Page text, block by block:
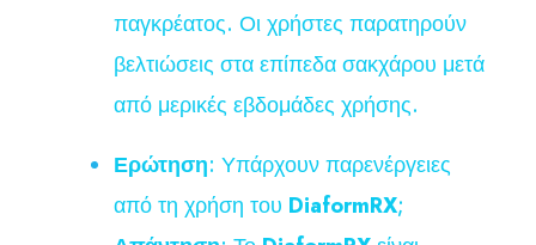
παγκρέατος. Οι χρήστες παρατηρούν
βελτιώσεις στα επίπεδα σακχάρου μετά
από μερικές εβδομάδες χρήσης.
Ερώτηση: Υπάρχουν παρενέργειες
από τη χρήση του DiaformRX;